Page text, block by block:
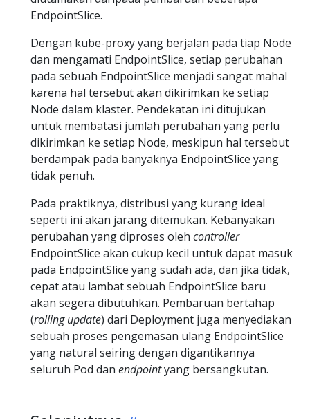
EndpointSlice.
Dengan kube-proxy yang berjalan pada tiap Node
dan mengamati EndpointSlice, setiap perubahan
pada sebuah EndpointSlice menjadi sangat mahal
karena hal tersebut akan dikirimkan ke setiap
Node dalam klaster. Pendekatan ini ditujukan
untuk membatasi jumlah perubahan yang perlu
dikirimkan ke setiap Node, meskipun hal tersebut
berdampak pada banyaknya EndpointSlice yang
tidak penuh.
Pada praktiknya, distribusi yang kurang ideal
seperti ini akan jarang ditemukan. Kebanyakan
perubahan yang diproses oleh controller
EndpointSlice akan cukup kecil untuk dapat masuk
pada EndpointSlice yang sudah ada, dan jika tidak,
cepat atau lambat sebuah EndpointSlice baru
akan segera dibutuhkan. Pembaruan bertahap
(rolling update) dari Deployment juga menyediakan
sebuah proses pengemasan ulang EndpointSlice
yang natural seiring dengan digantikannya
seluruh Pod dan endpointyang bersangkutan.